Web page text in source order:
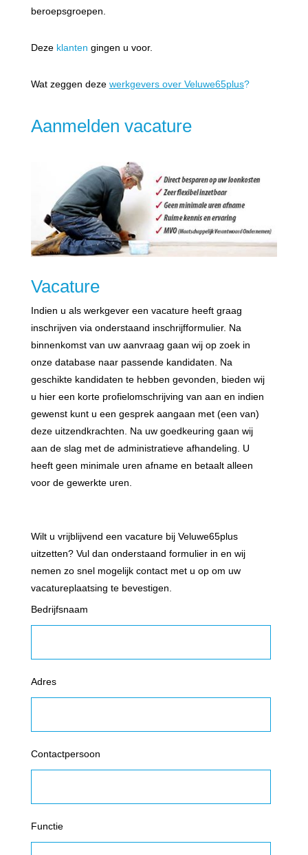
beroepsgroepen.
Deze klanten gingen u voor.
Wat zeggen deze werkgevers over Veluwe65plus?
Aanmelden vacature
Vacature
Indien u als werkgever een vacature heeft graag
inschrijven via onderstaand inschrijfformulier. Na
binnenkomst van uw aanvraag gaan wij op zoek in
onze database naar passende kandidaten. Na
geschikte kandidaten te hebben gevonden, bieden wij
u hier een korte profielomschrijving van aan en indien
gewenst kunt u een gesprek aangaan met (een van)
deze uitzendkrachten. Na uw goedkeuring gaan wij
aan de slag met de administratieve afhandeling. U
heeft geen minimale uren afname en betaalt alleen
voor de gewerkte uren.
Wilt u vrijblijvend een vacature bij Veluwe65plus
uitzetten? Vul dan onderstaand formulier in en wij
nemen zo snel mogelijk contact met u op om uw
vacatureplaatsing te bevestigen.
Bedrijfsnaam
Adres
Contactpersoon
Functie